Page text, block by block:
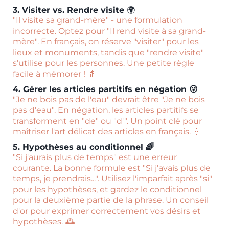
3. Visiter vs. Rendre visite 🌍
"Il visite sa grand-mère" - une formulation
incorrecte. Optez pour "Il rend visite à sa grand-
mère". En français, on réserve "visiter" pour les
lieux et monuments, tandis que "rendre visite"
s'utilise pour les personnes. Une petite règle
facile à mémorer ! 👵
4. Gérer les articles partitifs en négation 😵
"Je ne bois pas de l'eau" devrait être "Je ne bois
pas d'eau". En négation, les articles partitifs se
transforment en "de" ou "d'". Un point clé pour
maîtriser l'art délicat des articles en français. 💧
5. Hypothèses au conditionnel 🌈
"Si j'aurais plus de temps" est une erreur
courante. La bonne formule est "Si j'avais plus de
temps, je prendrais...". Utilisez l'imparfait après "si"
pour les hypothèses, et gardez le conditionnel
pour la deuxième partie de la phrase. Un conseil
d'or pour exprimer correctement vos désirs et
hypothèses. 🕰️